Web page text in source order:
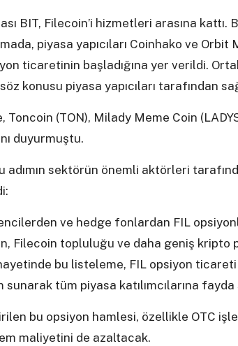
BIT, Filecoin’i hizmetleri arasına kattı.
piyasa yapıcıları Coinhako ve
ticaretinin başladığına yer verildi.
konusu piyasa yapıcıları tarafından
(TON), Milady Meme Coin
duyurmuştu.
adımın sektörün önemli aktörleri
ve hedge fonlardan FIL
Filecoin topluluğu ve daha geniş kripto
bu listeleme, FIL opsiyon
tüm piyasa katılımcılarına
bu opsiyon hamlesi, özellikle OTC
maliyetini de azaltacak.